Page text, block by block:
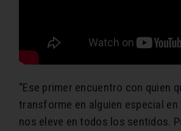
“Ese primer encuentro con quien
transforme en alguien especial en
nos eleve en todos los sentidos.